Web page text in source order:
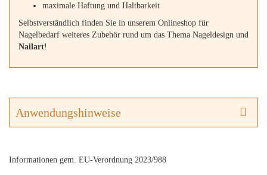
maximale Haftung und Haltbarkeit
Selbstverständlich finden Sie in unserem Onlineshop für
Nagelbedarf weiteres Zubehör rund um das Thema Nageldesign und
Nailart!
Anwendungshinweise
Informationen gem. EU-Verordnung 2023/988